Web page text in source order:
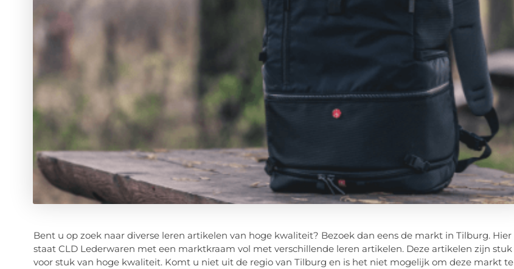
Bent u op zoek naar diverse leren artikelen van hoge kwaliteit? Bezoek dan eens de markt in Tilburg. Hier
staat CLD Lederwaren met een marktkraam vol met verschillende leren artikelen. Deze artikelen zijn stuk
voor stuk van hoge kwaliteit. Komt u niet uit de regio van Tilburg en is het niet mogelijk om deze markt te